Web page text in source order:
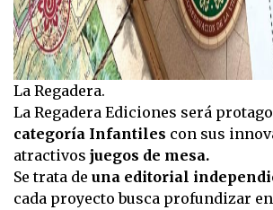
La Regadera.
La Regadera Ediciones será
categoría Infantiles con sus
atractivos juegos de mesa.
Se trata de una editorial
cada proyecto busca profundizar